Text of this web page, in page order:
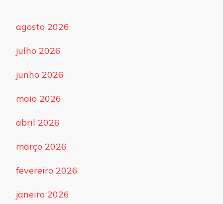
agosto 2026
julho 2026
junho 2026
maio 2026
abril 2026
março 2026
fevereiro 2026
janeiro 2026